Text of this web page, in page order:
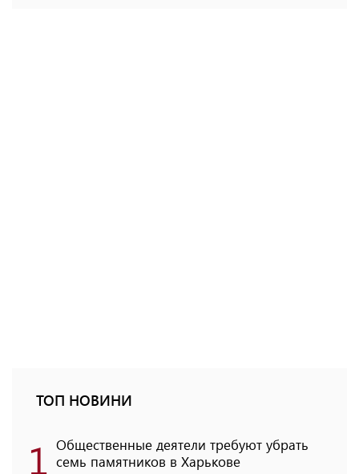
ТОП НОВИНИ
1 Общественные деятели требуют убрать
семь памятников в Харькове